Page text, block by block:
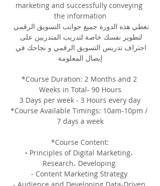
marketing and successfully conveying
the information
تغطي هذه الدورة جميع جوانب التسويق الرقمي
لتطوير نفسك خاصة لتدريب المتدربين على
احتراف تدريس التسويق الرقمي و نجاحك في
إيصال المعلومة
*Course Duration: 2 Months and 2
Weeks in Total- 90 Hours
3 Days per week - 3 Hours every day
*Course Available Timings: 10am-10pm /
7 days a week
*Course Content:
◦ Principles of Digital Marketing،
Research، Developing
- Content Marketing Strategy